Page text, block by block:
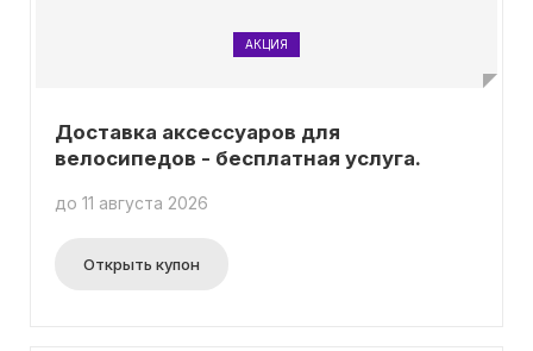
АКЦИЯ
Доставка аксессуаров для
велосипедов - бесплатная услуга.
до 11 августа 2026
Открыть купон